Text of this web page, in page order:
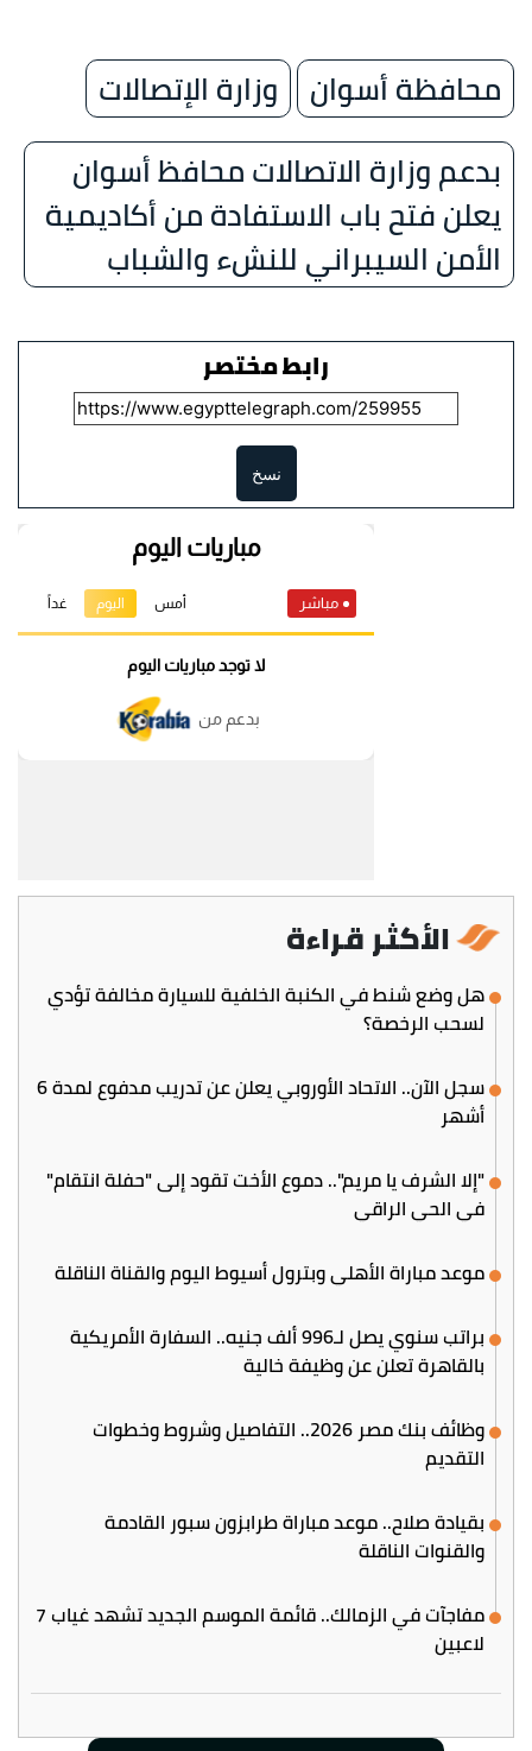
محافظة أسوان
وزارة الإتصالات
بدعم وزارة الاتصالات محافظ أسوان
يعلن فتح باب الاستفادة من أكاديمية
الأمن السيبراني للنشء والشباب
رابط مختصر
نسخ
الأكثر قراءة
هل وضع شنط في الكنبة الخلفية للسيارة مخالفة تؤدي
لسحب الرخصة؟
سجل الآن.. الاتحاد الأوروبي يعلن عن تدريب مدفوع لمدة 6
أشهر
"إلا الشرف يا مريم".. دموع الأخت تقود إلى "حفلة انتقام"
في الحي الراقي
موعد مباراة الأهلي وبترول أسيوط اليوم والقناة الناقلة
براتب سنوي يصل لـ996 ألف جنيه.. السفارة الأمريكية
بالقاهرة تعلن عن وظيفة خالية
وظائف بنك مصر 2026.. التفاصيل وشروط وخطوات
التقديم
بقيادة صلاح.. موعد مباراة طرابزون سبور القادمة
والقنوات الناقلة
مفاجآت في الزمالك.. قائمة الموسم الجديد تشهد غياب 7
لاعبين